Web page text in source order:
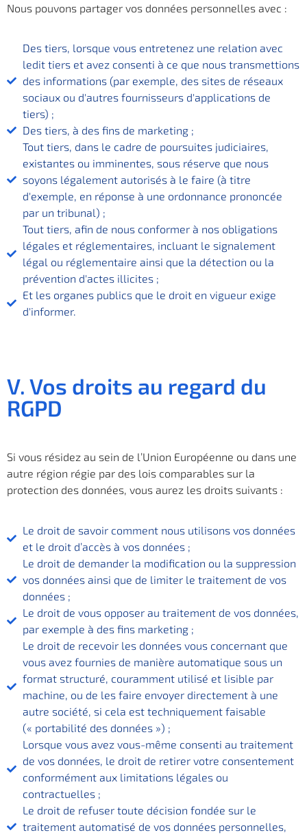
Nous pouvons partager vos données personnelles avec :
Des tiers, lorsque vous entretenez une relation avec
ledit tiers et avez consenti à ce que nous transmettions
des informations (par exemple, des sites de réseaux
sociaux ou d'autres fournisseurs d'applications de
tiers) ;
Des tiers, à des fins de marketing ;
Tout tiers, dans le cadre de poursuites judiciaires,
existantes ou imminentes, sous réserve que nous
soyons légalement autorisés à le faire (à titre
d'exemple, en réponse à une ordonnance prononcée
par un tribunal) ;
Tout tiers, afin de nous conformer à nos obligations
légales et réglementaires, incluant le signalement
légal ou réglementaire ainsi que la détection ou la
prévention d'actes illicites ;
Et les organes publics que le droit en vigueur exige
d'informer.
V. Vos droits au regard du
RGPD
Si vous résidez au sein de l’Union Européenne ou dans une
autre région régie par des lois comparables sur la
protection des données, vous aurez les droits suivants :
Le droit de savoir comment nous utilisons vos données
et le droit d’accès à vos données ;
Le droit de demander la modification ou la suppression
vos données ainsi que de limiter le traitement de vos
données ;
Le droit de vous opposer au traitement de vos données,
par exemple à des fins marketing ;
Le droit de recevoir les données vous concernant que
vous avez fournies de manière automatique sous un
format structuré, couramment utilisé et lisible par
machine, ou de les faire envoyer directement à une
autre société, si cela est techniquement faisable
(« portabilité des données ») ;
Lorsque vous avez vous-même consenti au traitement
de vos données, le droit de retirer votre consentement
conformément aux limitations légales ou
contractuelles ;
Le droit de refuser toute décision fondée sur le
traitement automatisé de vos données personnelles,